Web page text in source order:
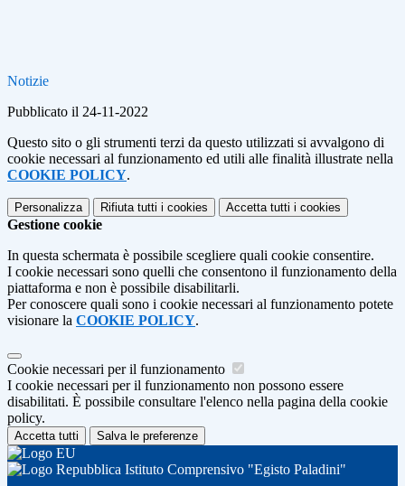
Notizie
Pubblicato il 24-11-2022
Questo sito o gli strumenti terzi da questo utilizzati si avvalgono di
cookie necessari al funzionamento ed utili alle finalità illustrate nella
COOKIE POLICY.
Personalizza Rifiuta tutti i cookies Accetta tutti i cookies
Gestione cookie
In questa schermata è possibile scegliere quali cookie consentire.
I cookie necessari sono quelli che consentono il funzionamento della
piattaforma e non è possibile disabilitarli.
Per conoscere quali sono i cookie necessari al funzionamento potete
visionare la COOKIE POLICY.
Cookie necessari per il funzionamento
I cookie necessari per il funzionamento non possono essere
disabilitati. È possibile consultare l'elenco nella pagina della cookie
policy.
Accetta tutti Salva le preferenze
Istituto Comprensivo "Egisto Paladini"